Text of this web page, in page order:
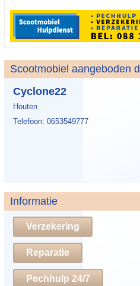
Scootmobiel aangeboden
Cyclone22
Houten
Telefoon: 0653549777
Informatie
Verzekering
Reparatie
Pechhulp 24/7